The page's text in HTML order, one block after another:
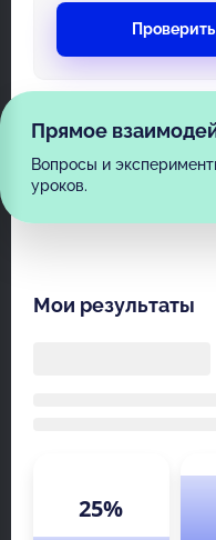
Проверить
Прямое
Вопросы и
уроков.
Мои результаты
25%